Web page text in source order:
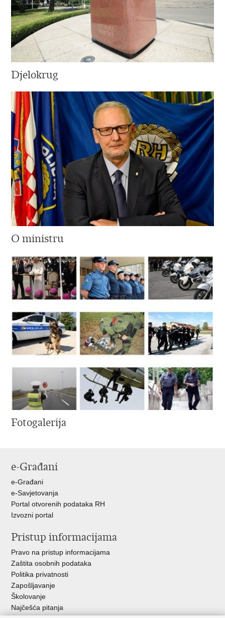
Djelokrug
O ministru
Fotogalerija
e-Građani
e-Građani
e-Savjetovanja
Portal otvorenih podataka RH
Izvozni portal
Pristup informacijama
Pravo na pristup informacijama
Zaštita osobnih podataka
Politika privatnosti
Zapošljavanje
Školovanje
Najčešća pitanja